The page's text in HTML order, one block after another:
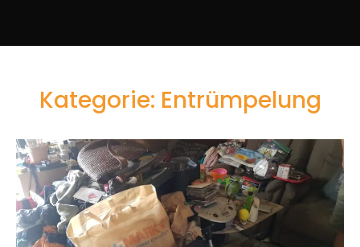
Kategorie: Entrümpelung